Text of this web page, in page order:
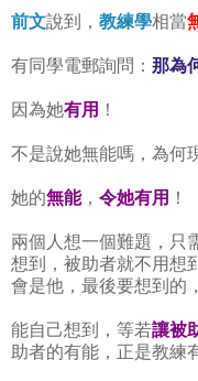
前文說到， 教練學相當
有同學電郵詢問： 那為
因為她有用 ！
不是說她無能嗎，為何
她的無能， 令她有用 ！
兩個人想一個難題，只
想到，被助者就不用想
會是他，最後要想到的
能自己想到，等若讓被
助者的有能，正是教練